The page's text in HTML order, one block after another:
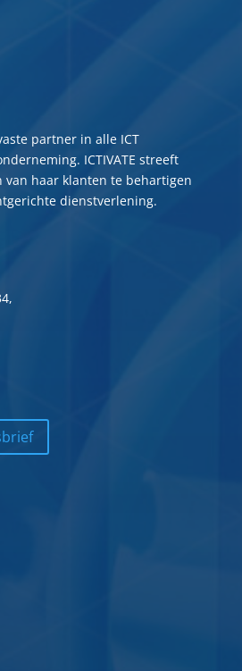
partner in alle ICT
ICTIVATE streeft
van haar klanten te behartigen
dienstverlening.